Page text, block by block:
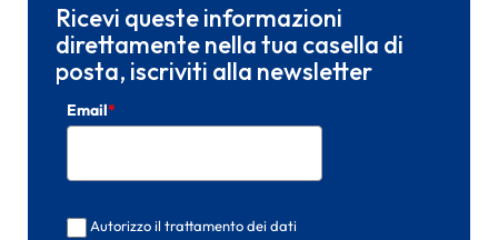
Ricevi queste informazioni
direttamente nella tua casella di
posta, iscriviti alla newsletter
Email*
Autorizzo il trattamento dei dati